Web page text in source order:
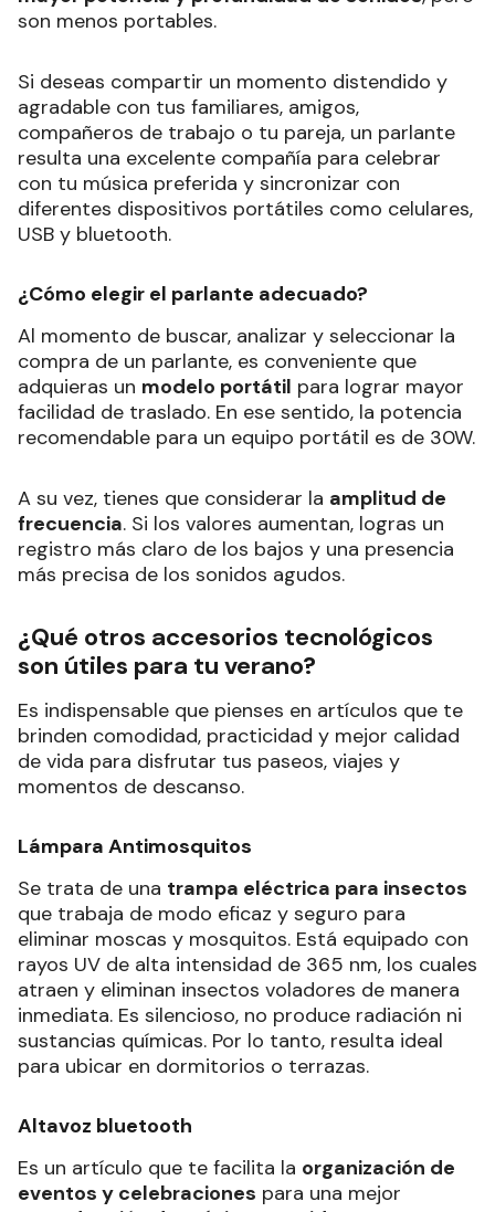
son menos portables.
Si deseas compartir un momento distendido y
agradable con tus familiares, amigos,
compañeros de trabajo o tu pareja, un parlante
resulta una excelente compañía para celebrar
con tu música preferida y sincronizar con
diferentes dispositivos portátiles como celulares,
USB y bluetooth.
¿Cómo elegir el parlante adecuado?
Al momento de buscar, analizar y seleccionar la
compra de un parlante, es conveniente que
adquieras un modelo portátil para lograr mayor
facilidad de traslado. En ese sentido, la potencia
recomendable para un equipo portátil es de 30W.
A su vez, tienes que considerar la amplitud de
frecuencia. Si los valores aumentan, logras un
registro más claro de los bajos y una presencia
más precisa de los sonidos agudos.
¿Qué otros accesorios tecnológicos
son útiles para tu verano?
Es indispensable que pienses en artículos que te
brinden comodidad, practicidad y mejor calidad
de vida para disfrutar tus paseos, viajes y
momentos de descanso.
Lámpara Antimosquitos
Se trata de una trampa eléctrica para insectos
que trabaja de modo eficaz y seguro para
eliminar moscas y mosquitos. Está equipado con
rayos UV de alta intensidad de 365 nm, los cuales
atraen y eliminan insectos voladores de manera
inmediata. Es silencioso, no produce radiación ni
sustancias químicas. Por lo tanto, resulta ideal
para ubicar en dormitorios o terrazas.
Altavoz bluetooth
Es un artículo que te facilita la organización de
eventos y celebraciones para una mejor